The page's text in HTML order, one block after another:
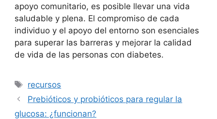
apoyo comunitario, es posible llevar una vida
saludable y plena. El compromiso de cada
individuo y el apoyo del entorno son esenciales
para superar las barreras y mejorar la calidad
de vida de las personas con diabetes.
Etiquetas
recursos
Prebióticos y probióticos para regular la
glucosa: ¿funcionan?